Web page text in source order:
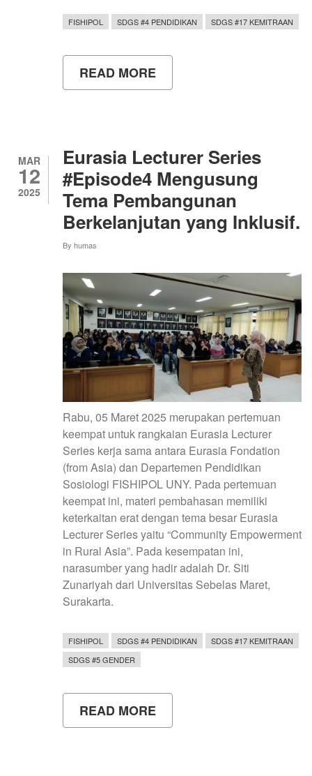
FISHIPOL SDGS #4 PENDIDIKAN SDGS #17 KEMITRAAN
READ MORE
EURASIA
ARIE
SUJITO
PAPARKAN
STRATEGI
PEMBANGUNAN
DESA
MAR
12
2025
Eurasia Lecturer Series
#Episode4 Mengusung
Tema Pembangunan
Berkelanjutan yang Inklusif.
By humas
Rabu, 05 Maret 2025 merupakan pertemuan
keempat untuk rangkaian Eurasia Lecturer
Series kerja sama antara Eurasia Fondation
(from Asia) dan Departemen Pendidikan
Sosiologi FISHIPOL UNY. Pada pertemuan
keempat ini, materi pembahasan memiliki
keterkaitan erat dengan tema besar Eurasia
Lecturer Series yaitu “Community Empowerment
in Rural Asia”. Pada kesempatan ini,
narasumber yang hadir adalah Dr. Siti
Zunariyah dari Universitas Sebelas Maret,
Surakarta.
FISHIPOL SDGS #4 PENDIDIKAN
SDGS #17 KEMITRAAN
SDGS #5 GENDER
READ MORE
EURASIA